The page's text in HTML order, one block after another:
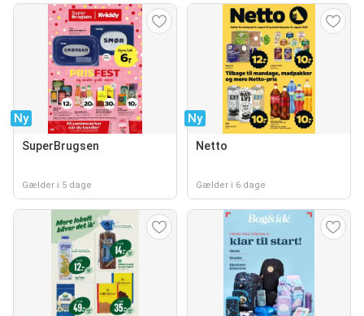
Ny
SuperBrugsen
Gælder i 5 dage
Ny
Netto
Gælder i 6 dage